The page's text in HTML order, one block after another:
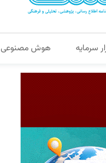
سرمایه هوش مصنوعی